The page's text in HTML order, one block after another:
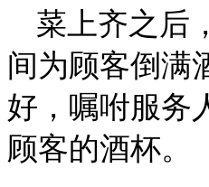
菜上齐之后
间为顾客倒满
好，嘱咐服务
顾客的酒杯。